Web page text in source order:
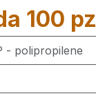
100 pz
- polipropilene